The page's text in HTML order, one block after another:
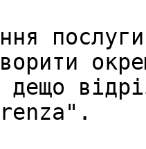
дещо